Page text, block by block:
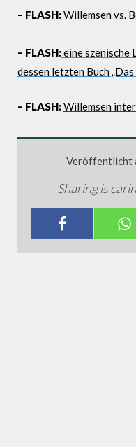
– FLASH:Willemsen vs.
– FLASH:eine szenische
dessen letzten Buch „Das
– FLASH:Willemsen
Veröffentlicht
Sharing is